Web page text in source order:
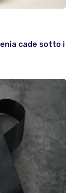
cade sotto i